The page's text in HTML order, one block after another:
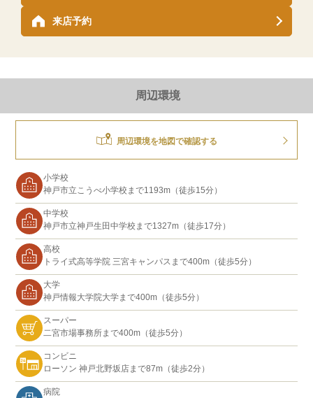
来店予約
周辺環境
周辺環境を地図で確認する
小学校
神戸市立こうべ小学校まで1193m（徒歩15分）
中学校
神戸市立神戸生田中学校まで1327m（徒歩17分）
高校
トライ式高等学院 三宮キャンパスまで400m（徒歩5分）
大学
神戸情報大学院大学まで400m（徒歩5分）
スーパー
二宮市場事務所まで400m（徒歩5分）
コンビニ
ローソン 神戸北野坂店まで87m（徒歩2分）
病院